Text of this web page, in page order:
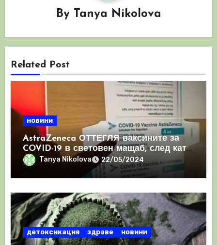
By Tanya Nikolova
Related Post
новини
AstraZeneca ОТТЕГЛЯ ваксините за
COVID-19 в световен мащаб, след като
призна, че те причиняват КРЪВНИ
Tanya Nikolova 22/05/2024
детоксикация здраве новини